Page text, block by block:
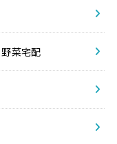
菜宅配